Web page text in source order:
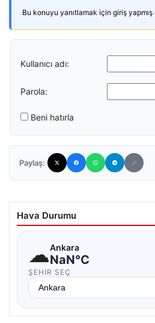
Bu konuyu yanıtlamak için giriş yapmış
Kullanıcı adı:
Parola:
Beni hatırla
Paylaş:
Hava Durumu
☁Ankara
NaN°C
ŞEHIR SEÇ